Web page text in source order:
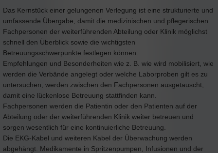
Das Kernstück einer gelungenen Verlegung ist eine strukturierte und
umfassende Übergabe, damit die medizinischen und pflegerischen
Fachpersonen der weiterführenden Abteilung oder Klinik möglichst
schnell den Überblick sowie die wichtigsten
Betreuungsschwerpunkte festlegen können.
Empfehlungen und Besonderheiten wie z. B. wie wird mobilisiert, wie
werden die Verbände angelegt oder welche Laborproben gilt es zu
untersuchen, werden zwischen den Fachpersonen ausgetauscht,
damit eine lückenlose Betreuung stattfinden kann.
Fachpersonen werden die Patientin oder den Patienten auf der
Abteilung oder der weiterführenden Klinik weiter betreuen und
sorgen wesentlich für eine kontinuierliche Betreuung.
Die EKG-Kabel und weiteren Kabel der Überwachung werden
abgehängt. Medikamente in Spritzenpumpen, Infusionen und der